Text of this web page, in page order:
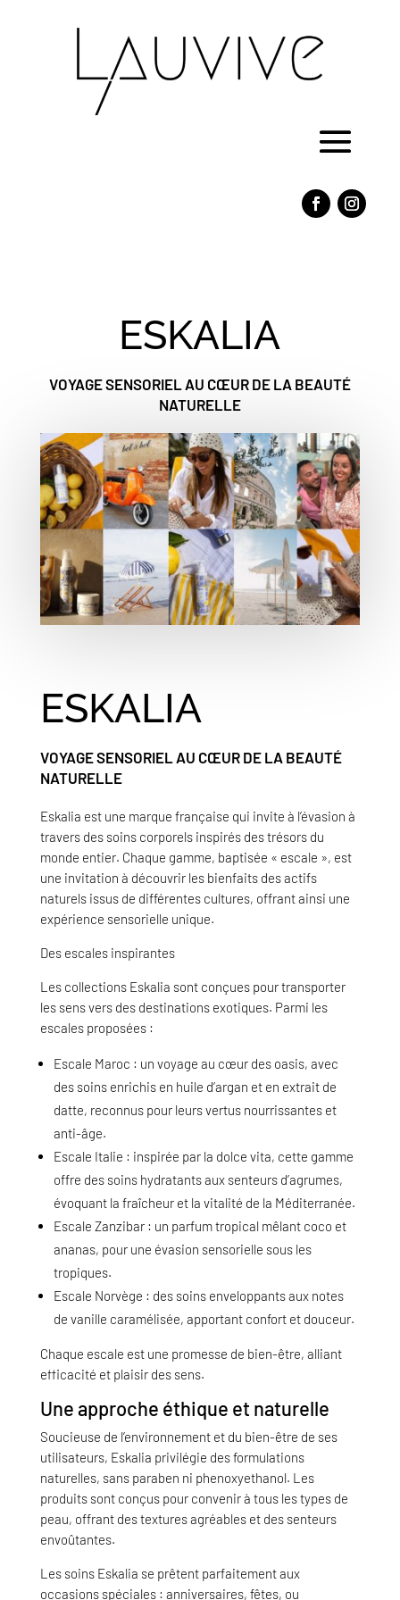
ESKALIA
VOYAGE SENSORIEL AU CŒUR DE LA BEAUTÉ
NATURELLE
ESKALIA
VOYAGE SENSORIEL AU CŒUR DE LA BEAUTÉ
NATURELLE
Eskalia est une marque française qui invite à l’évasion à
travers des soins corporels inspirés des trésors du
monde entier. Chaque gamme, baptisée « escale », est
une invitation à découvrir les bienfaits des actifs
naturels issus de différentes cultures, offrant ainsi une
expérience sensorielle unique.
Des escales inspirantes
Les collections Eskalia sont conçues pour transporter
les sens vers des destinations exotiques. Parmi les
escales proposées :
Escale Maroc : un voyage au cœur des oasis, avec
des soins enrichis en huile d’argan et en extrait de
datte, reconnus pour leurs vertus nourrissantes et
anti-âge.
Escale Italie : inspirée par la dolce vita, cette gamme
offre des soins hydratants aux senteurs d’agrumes,
évoquant la fraîcheur et la vitalité de la Méditerranée.
Escale Zanzibar : un parfum tropical mêlant coco et
ananas, pour une évasion sensorielle sous les
tropiques.
Escale Norvège : des soins enveloppants aux notes
de vanille caramélisée, apportant confort et douceur.
Chaque escale est une promesse de bien-être, alliant
efficacité et plaisir des sens.
Une approche éthique et naturelle
Soucieuse de l’environnement et du bien-être de ses
utilisateurs, Eskalia privilégie des formulations
naturelles, sans paraben ni phenoxyethanol. Les
produits sont conçus pour convenir à tous les types de
peau, offrant des textures agréables et des senteurs
envoûtantes.
Les soins Eskalia se prêtent parfaitement aux
occasions spéciales : anniversaires, fêtes, ou